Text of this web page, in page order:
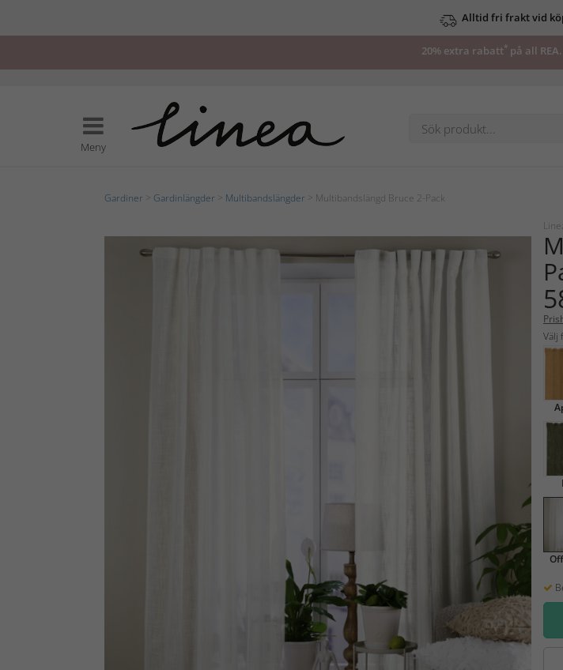
Alltid fri frakt vid
20% extra rabatt*på all
Meny
Gardiner Gardinlängder Multibandslängder > Multibandslängd Bruce 2-Pack
Välj